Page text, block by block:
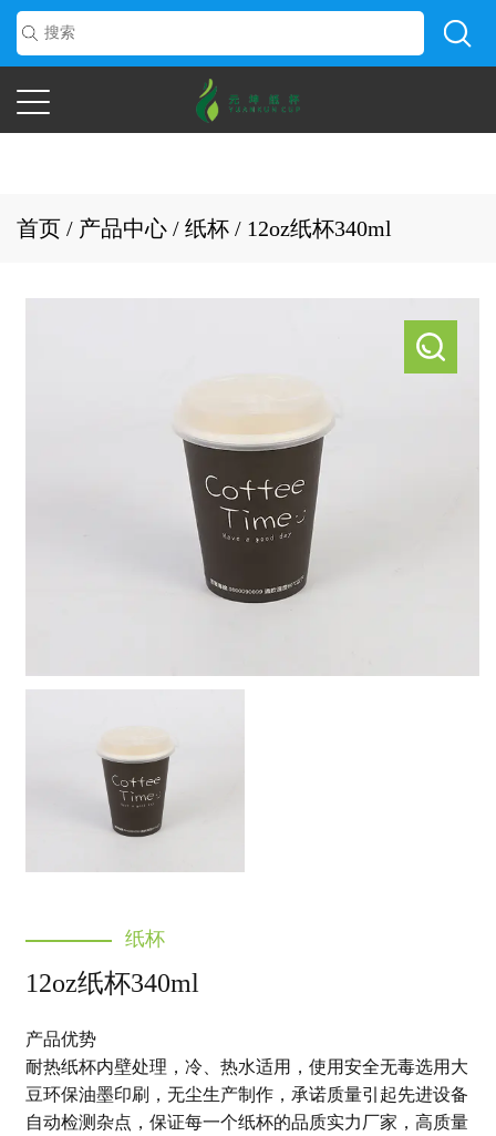
首页 / 产品中心 / 纸杯 / 12oz纸杯340ml
纸杯
12oz纸杯340ml
产品优势
耐热纸杯内壁处理，冷、热水适用，使用安全无毒选用大
豆环保油墨印刷，无尘生产制作，承诺质量引起先进设备
自动检测杂点，保证每一个纸杯的品质实力厂家，高质量